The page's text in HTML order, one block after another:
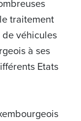
traitement
véhicules
à ses
Etats